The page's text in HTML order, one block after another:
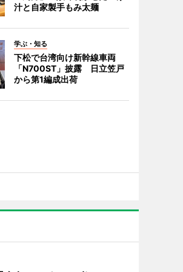
汁と自家製手もみ太麺
学ぶ・知る
下松で台湾向け新幹線車両
「N700ST」披露 日立笠戸
から第1編成出荷